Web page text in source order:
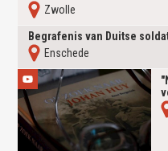
Zwolle
Begrafenis van Duitse
Enschede